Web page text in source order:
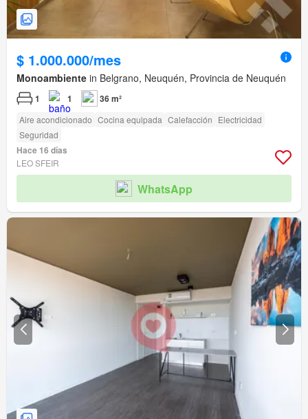
$ 1.000.000/mes
Monoambiente in Belgrano, Neuquén, Provincia de Neuquén
1 1 36 m²
Aire acondicionado Cocina equipada Calefacción Electricidad
Seguridad
Hace 16 días
LEO SFEIR
WhatsApp